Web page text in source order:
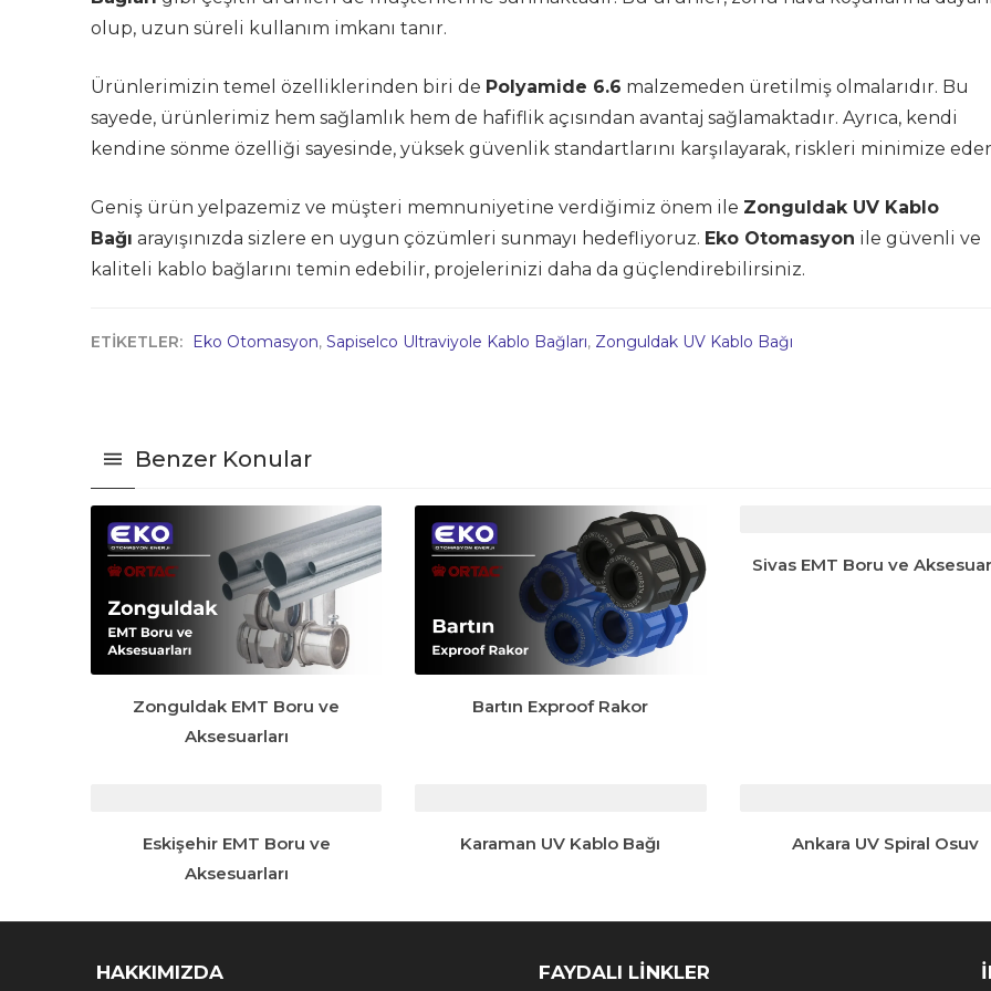
olup, uzun süreli kullanım imkanı tanır.
Ürünlerimizin temel özelliklerinden biri de Polyamide 6.6 malzemeden üretilmiş olmalarıdır. Bu
sayede, ürünlerimiz hem sağlamlık hem de hafiflik açısından avantaj sağlamaktadır. Ayrıca, kendi
kendine sönme özelliği sayesinde, yüksek güvenlik standartlarını karşılayarak, riskleri minimize
Geniş ürün yelpazemiz ve müşteri memnuniyetine verdiğimiz önem ile Zonguldak UV Kablo
Bağı arayışınızda sizlere en uygun çözümleri sunmayı hedefliyoruz. Eko Otomasyon ile güvenli ve
kaliteli kablo bağlarını temin edebilir, projelerinizi daha da güçlendirebilirsiniz.
ETİKETLER: Eko Otomasyon, Sapiselco Ultraviyole Kablo Bağları, Zonguldak UV Kablo Bağı
Benzer Konular
Zonguldak EMT Boru ve
Aksesuarları
Bartın Exproof Rakor
Sivas EMT Boru ve
Eskişehir EMT Boru ve
Aksesuarları
Karaman UV Kablo Bağı Ankara UV Spiral Osuv
HAKKIMIZDA FAYDALI LİNKLER